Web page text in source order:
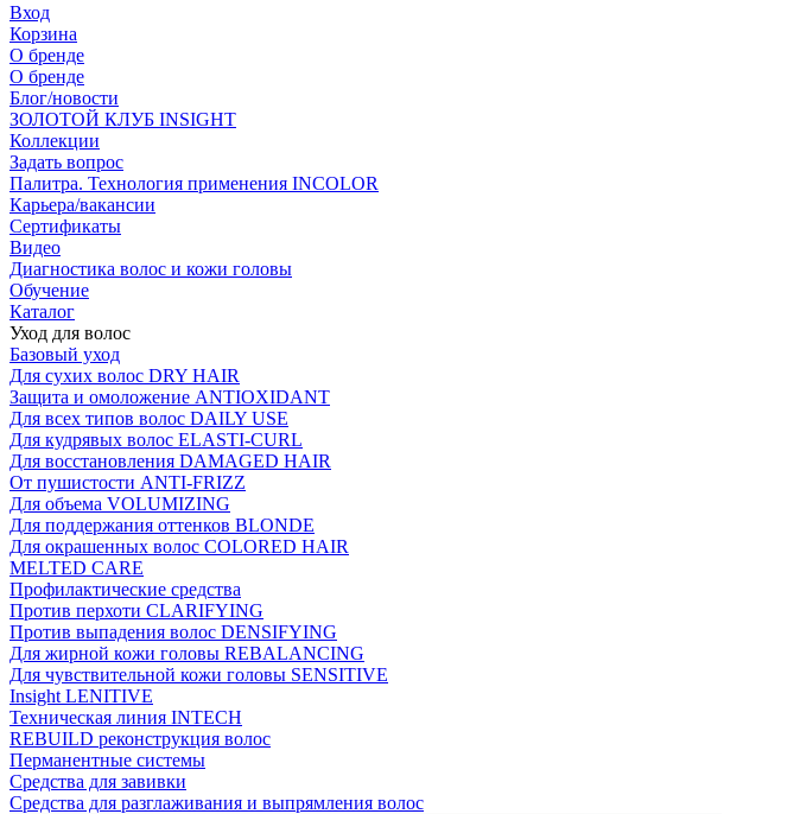
Вход
Корзина
О бренде
О бренде
Блог/новости
ЗОЛОТОЙ КЛУБ INSIGHT
Коллекции
Задать вопрос
Палитра. Технология применения INCOLOR
Карьера/вакансии
Сертификаты
Видео
Диагностика волос и кожи головы
Обучение
Каталог
Уход для волос
Базовый уход
Для сухих волос DRY HAIR
Защита и омоложение ANTIOXIDANT
Для всех типов волос DAILY USE
Для кудрявых волос ELASTI-CURL
Для восстановления DAMAGED HAIR
От пушистости ANTI-FRIZZ
Для объема VOLUMIZING
Для поддержания оттенков BLONDE
Для окрашенных волос COLORED HAIR
MELTED CARE
Профилактические средства
Против перхоти CLARIFYING
Против выпадения волос DENSIFYING
Для жирной кожи головы REBALANCING
Для чувствительной кожи головы SENSITIVE
Insight LENITIVE
Техническая линия INTECH
REBUILD реконструкция волос
Перманентные системы
Средства для завивки
Средства для разглаживания и выпрямления волос